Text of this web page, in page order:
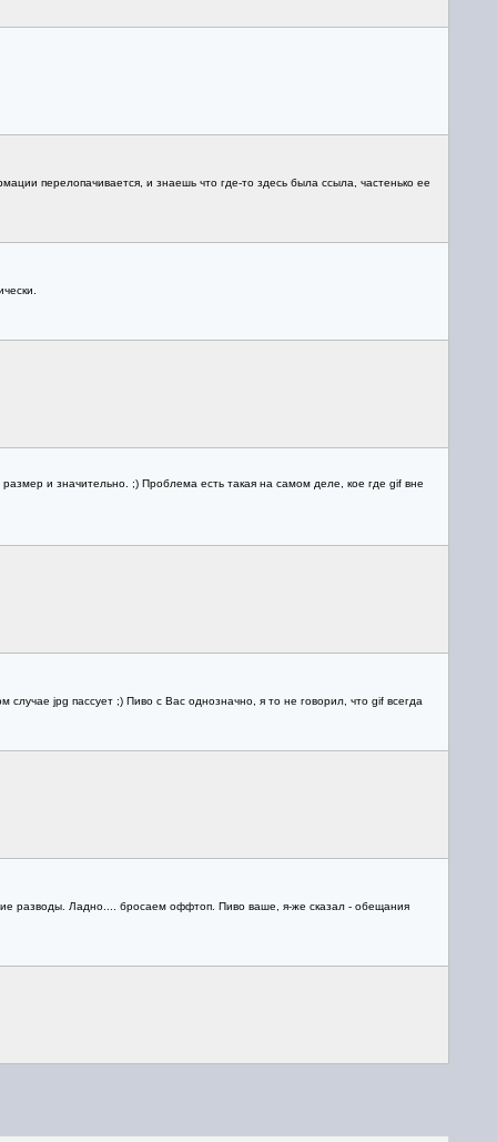
перелопачивается, и знаешь что где-то здесь была ссыла, частенько ее
и значительно. ;) Проблема есть такая на самом деле, кое где gif вне
случае jpg пассует ;) Пиво с Вас однозначно, я то не говорил, что gif всегда
разводы. Ладно.... бросаем оффтоп. Пиво ваше, я-же сказал - обещания